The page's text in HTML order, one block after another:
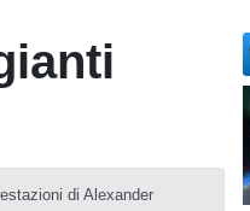
di Alexander